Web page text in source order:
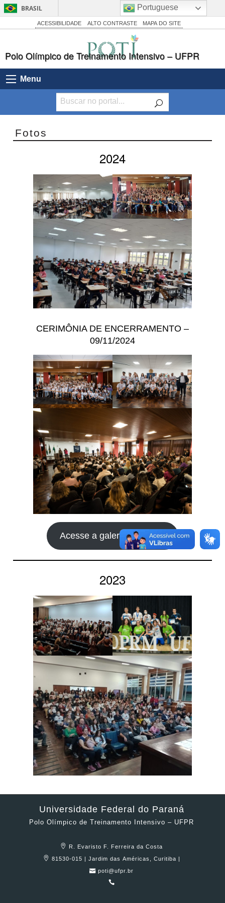
BRASIL
Simplifique!
Participe
Legislação
Canais
ACESSIBILIDADE ALTO CONTRASTE MAPA DO SITE
Polo Olímpico de Treinamento Intensivo – UFPR
Menu
Fotos
2024
CERIMÔNIA DE ENCERRAMENTO –
09/11/2024
Acesse a galeria completa
2023
Universidade Federal do Paraná
Polo Olímpico de Treinamento Intensivo – UFPR
R. Evaristo F. Ferreira da Costa
81530-015 | Jardim das Américas, Curitiba |
poti@ufpr.br
Portuguese